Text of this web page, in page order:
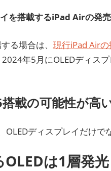
を搭載するiPad Airの発
る場合は、 現行iPad Air
年5月にOLEDディス
載の可能性が高
OLEDディスプレイだけでな
は1層発